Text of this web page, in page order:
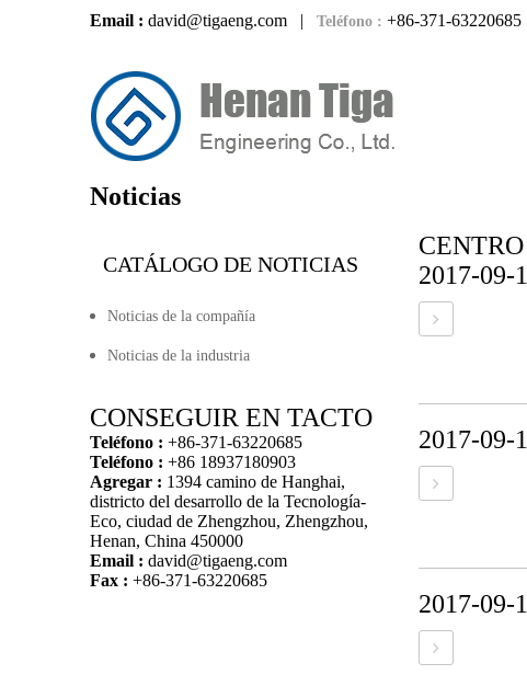
Email : david@tigaeng.com | Teléfono : +86-371-63220685
Noticias
CATÁLOGO DE NOTICIAS
Noticias de la compañía
Noticias de la industria
CONSEGUIR EN TACTO
Teléfono : +86-371-63220685
Teléfono : +86 18937180903
Agregar : 1394 camino de Hanghai,
districto del desarrollo de la Tecnología-
Eco, ciudad de Zhengzhou, Zhengzhou,
Henan, China 450000
Email : david@tigaeng.com
Fax : +86-371-63220685
2017-09-
2017-09-
2017-09-